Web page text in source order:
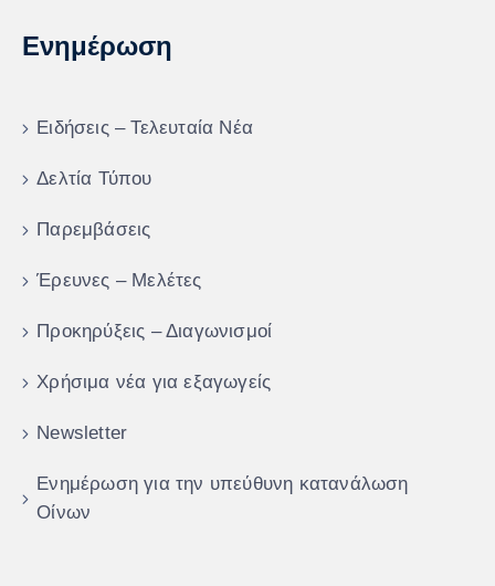
Ενημέρωση
Ειδήσεις – Τελευταία Νέα
Δελτία Τύπου
Παρεμβάσεις
Έρευνες – Μελέτες
Προκηρύξεις – Διαγωνισμοί
Χρήσιμα νέα για εξαγωγείς
Newsletter
Ενημέρωση για την υπεύθυνη κατανάλωση
Οίνων